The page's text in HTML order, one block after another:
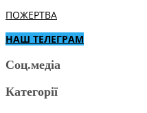
ПОЖЕРТВА
НАШ ТЕЛЕГРАМ
Соц.медіа
Категорії